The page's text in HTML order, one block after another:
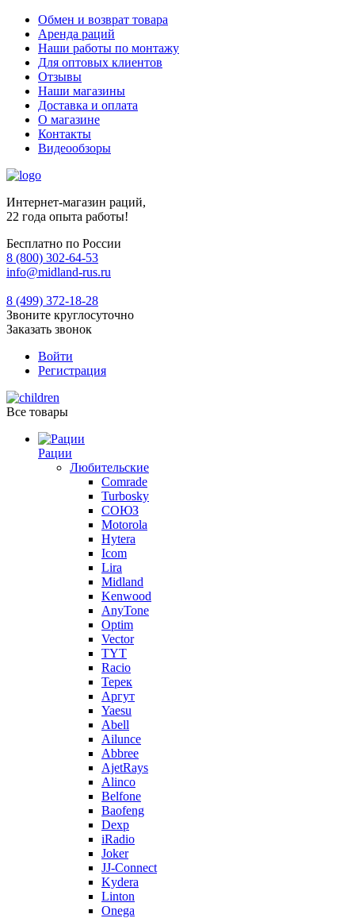
Обмен и возврат товара
Аренда раций
Наши работы по монтажу
Для оптовых клиентов
Отзывы
Наши магазины
Доставка и оплата
О магазине
Контакты
Видеообзоры
Интернет-магазин раций,
22 года опыта работы!
Бесплатно по России
8 (800) 302-64-53
info@midland-rus.ru
8 (499) 372-18-28
Звоните круглосуточно
Заказать звонок
Войти
Регистрация
Все товары
Рации
Любительские
Comrade
Turbosky
СОЮЗ
Motorola
Hytera
Icom
Lira
Midland
Kenwood
AnyTone
Optim
Vector
TYT
Racio
Терек
Аргут
Yaesu
Abell
Ailunce
Abbree
AjetRays
Alinco
Belfone
Baofeng
Dexp
iRadio
Joker
JJ-Connect
Kydera
Linton
Onega